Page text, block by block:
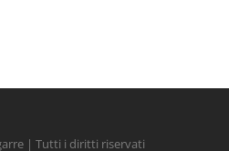
| Tutti i diritti riservati